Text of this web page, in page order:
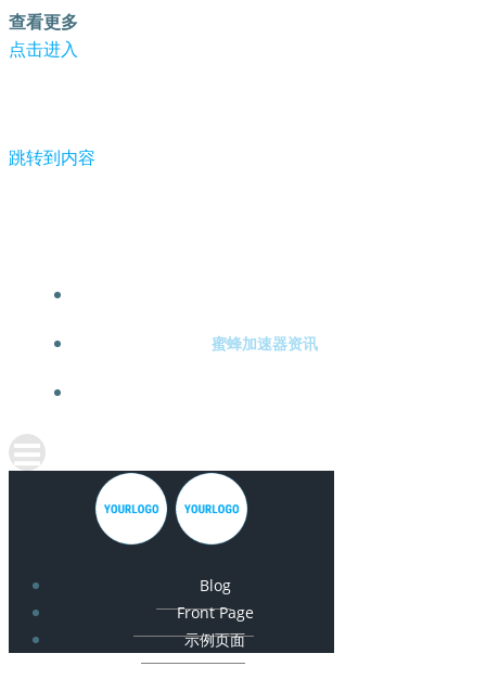
查看更多
点击进入
跳转到内容
蜜蜂加速器资讯
Blog
Front Page
示例页面